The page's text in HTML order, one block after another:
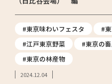
#東京味わいフェスタ
#
#江戸東京野菜
#東京の
#東京の林産物
2024.12.04